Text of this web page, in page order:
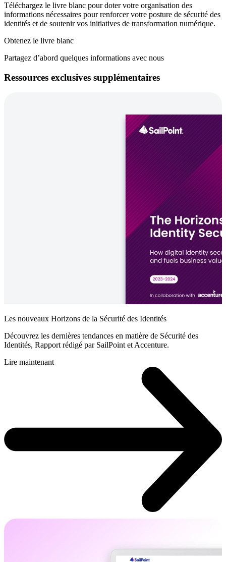
Téléchargez le livre blanc pour doter votre organisation des
informations nécessaires pour renforcer votre posture de sécurité des
identités et de soutenir vos initiatives de transformation numérique.
Obtenez le livre blanc
Partagez d’abord quelques informations avec nous
Ressources exclusives supplémentaires
Les nouveaux Horizons de la Sécurité des Identités
Découvrez les dernières tendances en matière de Sécurité des
Identités, Rapport rédigé par SailPoint et Accenture.
Lire maintenant